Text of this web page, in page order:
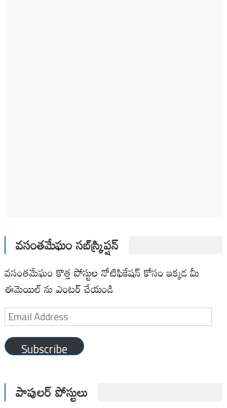
వసంతమేఘం సబ్‌స్క్రిప్షన్
వసంతమేఘం కొత్త పోస్టుల నోటిఫికేషన్ కోసం ఇక్కడ మీ
ఈమెయిల్ ను ఎంటర్ చేయండి
Email
Address
Subscribe
పాపులర్ పోస్టులు